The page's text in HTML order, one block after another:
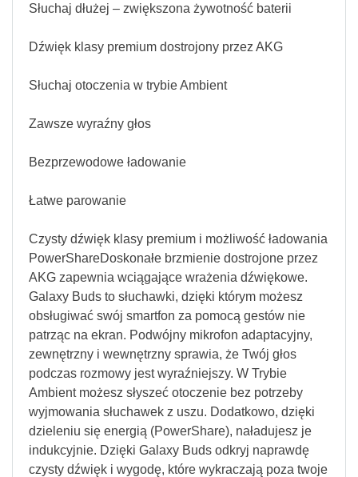
Słuchaj dłużej – zwiększona żywotność baterii
Dźwięk klasy premium dostrojony przez AKG
Słuchaj otoczenia w trybie Ambient
Zawsze wyraźny głos
Bezprzewodowe ładowanie
Łatwe parowanie
Czysty dźwięk klasy premium i możliwość ładowania
PowerShareDoskonałe brzmienie dostrojone przez
AKG zapewnia wciągające wrażenia dźwiękowe.
Galaxy Buds to słuchawki, dzięki którym możesz
obsługiwać swój smartfon za pomocą gestów nie
patrząc na ekran. Podwójny mikrofon adaptacyjny,
zewnętrzny i wewnętrzny sprawia, że Twój głos
podczas rozmowy jest wyraźniejszy. W Trybie
Ambient możesz słyszeć otoczenie bez potrzeby
wyjmowania słuchawek z uszu. Dodatkowo, dzięki
dzieleniu się energią (PowerShare), naładujesz je
indukcyjnie. Dzięki Galaxy Buds odkryj naprawdę
czysty dźwięk i wygodę, które wykraczają poza twoje